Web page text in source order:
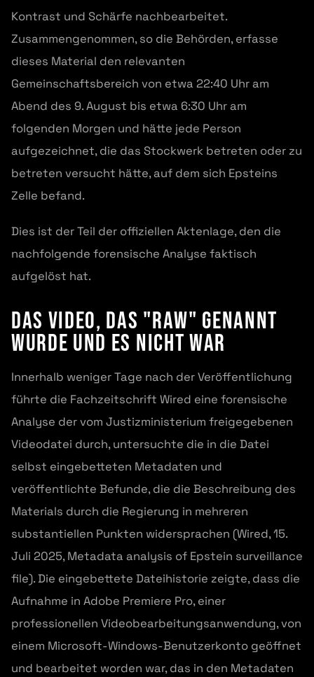
Kontrast und Schärfe nachbearbeitet.
Zusammengenommen, so die Behörden, erfasse
dieses Material den relevanten
Gemeinschaftsbereich von etwa 22:40 Uhr am
Abend des 9. August bis etwa 6:30 Uhr am
folgenden Morgen und hätte jede Person
aufgezeichnet, die das Stockwerk betreten oder zu
betreten versucht hätte, auf dem sich Epsteins
Zelle befand.
Dies ist der Teil der offiziellen Aktenlage, den die
nachfolgende forensische Analyse faktisch
aufgelöst hat.
Das Video, das "Raw" genannt
wurde und es nicht war
Innerhalb weniger Tage nach der Veröffentlichung
führte die Fachzeitschrift Wired eine forensische
Analyse der vom Justizministerium freigegebenen
Videodatei durch, untersuchte die in die Datei
selbst eingebetteten Metadaten und
veröffentlichte Befunde, die die Beschreibung des
Materials durch die Regierung in mehreren
substantiellen Punkten widersprachen (Wired, 15.
Juli 2025, Metadata analysis of Epstein surveillance
file). Die eingebettete Dateihistorie zeigte, dass die
Aufnahme in Adobe Premiere Pro, einer
professionellen Videobearbeitungsanwendung, von
einem Microsoft-Windows-Benutzerkonto geöffnet
und bearbeitet worden war, das in den Metadaten